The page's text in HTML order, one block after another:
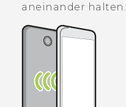
aneinander halten.